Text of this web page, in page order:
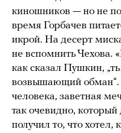
киношников — но не
время Горбачев
икрой. На десерт
не вспомнить Чехова.
как сказал Пушкин,
возвышающий обман“.
человека, заветная
так очевидно,
получил то, что